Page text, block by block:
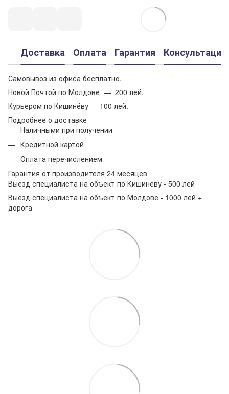
Доставка Оплата Гарантия Консультация
Самовывоз из офиса бесплатно.
Новой Почтой по Молдове — 200 лей.
Курьером по Кишинёву — 100 лей.
Подробнее о доставке
Наличными при получении
Кредитной картой
Оплата перечислением
Гарантия от производителя 24 месяцев
Выезд специалиста на объект по Кишинёву - 500 лей
Выезд специалиста на объект по Молдове - 1000 лей +
дорога